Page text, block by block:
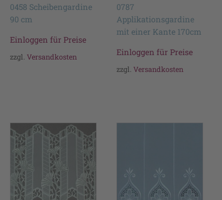
0458 Scheibengardine
90 cm
Einloggen für Preise
zzgl. Versandkosten
0787
Applikationsgardine
mit einer Kante 170cm
Einloggen für Preise
zzgl.Versandkosten